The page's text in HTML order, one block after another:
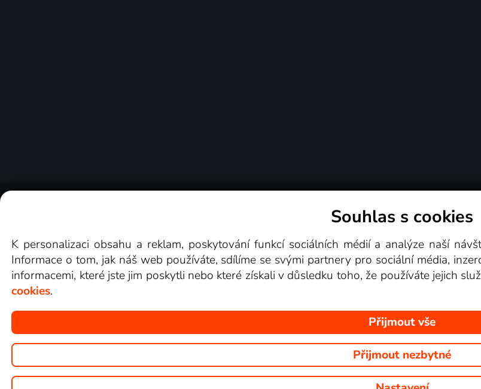
Videotéka
Copyright © goNET s.r.o. Na tomto webu jsou zobrazovány obrázky z pořadů TV
Souhlas s cookies
K personalizaci obsahu a reklam, poskytování funkcí sociálních médií a analýze naší
Informace o tom, jak náš web používáte, sdílíme se svými partnery pro sociální média,
informacemi, které jste jim poskytli nebo které získali v důsledku toho, že používáte jejich
cookies.
Přijmout vše
Přijmout nezbytné